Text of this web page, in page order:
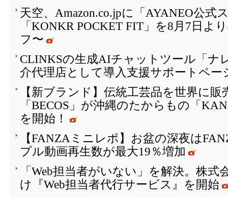
天空、Amazon.co.jpに「AYANEO公式
「KONKR POCKET FIT」を8月7日よ
フ〜
CLINKSの生成AIチャットツール「ナ
介代理店として導入支援サポートペー
【新ブランド】伝統工芸品を世界に販
「BECOS」が沖縄のたからもの「
を開始！
【FANZAミニレポ】お盆の深夜は
プル動画再生数が最大19％増加
「Web担当者がいない」を解決。株式
け『Web担当者代行サービス』を開始